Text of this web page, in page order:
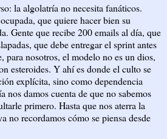
la algolatría no necesita fanáticos.
que quiere hacer bien su
Gente que recibe 200 emails al día, que
que debe entregar el sprint antes
para nosotros, el modelo no es un dios,
esteroides. Y ahí es donde el culto se
explícita, sino como dependencia
nos damos cuenta de que no sabemos
primero. Hasta que nos aterra la
no recordamos cómo se piensa desde